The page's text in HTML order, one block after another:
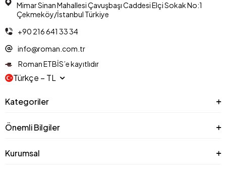
Mimar Sinan Mahallesi Çavuşbaşı Caddesi Elçi Sokak No:1
Çekmeköy/İstanbul Türkiye
+90 216 641 33 34
info@roman.com.tr
Roman ETBİS’e kayıtlıdır
Türkçe − TL
Kategoriler
Önemli Bilgiler
Kurumsal